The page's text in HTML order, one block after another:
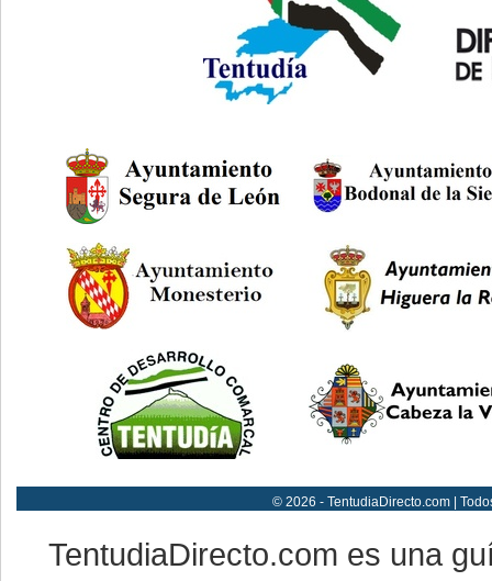
© 2026 - TentudiaDirecto.com |
TentudiaDirecto.com es una